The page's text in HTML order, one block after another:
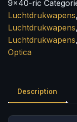
1
5.5mm
incl.
3-
quantity
9x40-ric
Luchtdrukwapens,
Luchtdrukwapens,
Luchtdrukwapens,
Optica
Description